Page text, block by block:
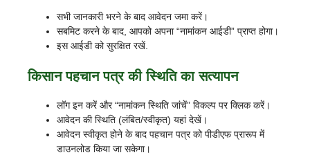
सभी जानकारी भरने के बाद आवेदन जमा करें।
सबमिट करने के बाद, आपको अपना “नामांकन आईडी” प्राप्त होगा।
इस आईडी को सुरक्षित रखें.
किसान पहचान पत्र की स्थिति का सत्यापन
लॉग इन करें और “नामांकन स्थिति जांचें” विकल्प पर क्लिक करें।
आवेदन की स्थिति (लंबित/स्वीकृत) यहां देखें।
आवेदन स्वीकृत होने के बाद पहचान पत्र को पीडीएफ प्रारूप में
डाउनलोड किया जा सकेगा।